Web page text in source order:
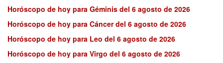
Horóscopo de hoy para Géminis del 6 agosto de 2026
Horóscopo de hoy para Cáncer del 6 agosto de 2026
Horóscopo de hoy para Leo del 6 agosto de 2026
Horóscopo de hoy para Virgo del 6 agosto de 2026